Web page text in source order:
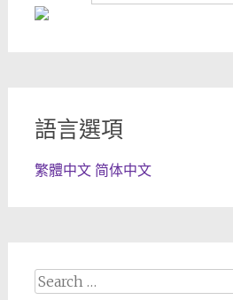
語言選項
繁體中文 简体中文
Search